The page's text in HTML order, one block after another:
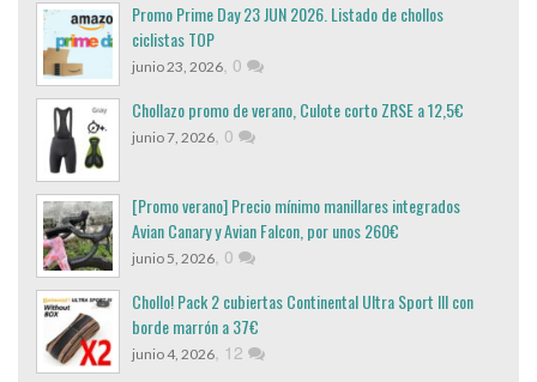
Promo Prime Day 23 JUN 2026. Listado de chollos
ciclistas TOP
junio 23, 2026, 0
Chollazo promo de verano, Culote corto ZRSE a 12,5€
junio 7, 2026, 0
[Promo verano] Precio mínimo manillares integrados
Avian Canary y Avian Falcon, por unos 260€
junio 5, 2026, 0
Chollo! Pack 2 cubiertas Continental Ultra Sport III con
borde marrón a 37€
junio 4, 2026, 12